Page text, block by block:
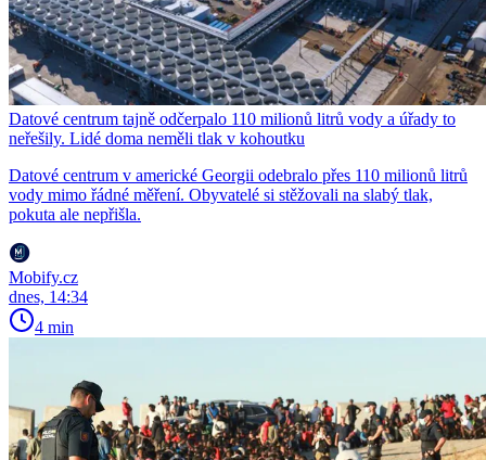
Datové centrum tajně odčerpalo 110 milionů litrů vody a úřady to
neřešily. Lidé doma neměli tlak v kohoutku
Datové centrum v americké Georgii odebralo přes 110 milionů litrů
vody mimo řádné měření. Obyvatelé si stěžovali na slabý tlak,
pokuta ale nepřišla.
Mobify.cz
dnes, 14:34
4 min